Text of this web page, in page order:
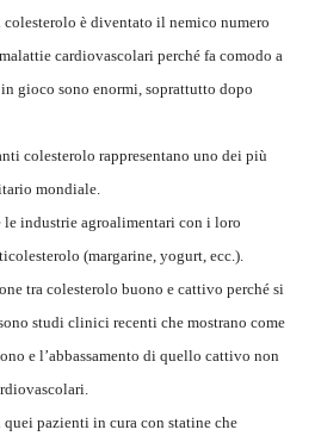
è diventato il nemico numero
cardiovascolari perché fa comodo a
gioco sono enormi, soprattutto dopo
colesterolo rappresentano uno dei più
mondiale.
le industrie agroalimentari con i loro
(margarine, yogurt, ecc.).
tra colesterolo buono e cattivo perché si
studi clinici recenti che mostrano come
e l’abbassamento di quello cattivo non
pazienti in cura con statine che